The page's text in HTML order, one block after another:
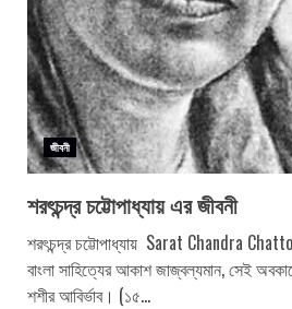
জীবনী
শরৎচন্দ্র চট্টোপাধ্যায় এর জীবনী
শরৎচন্দ্র চট্টোপাধ্যায় Sarat Chandra
বাংলা সাহিত্যের আকাশ জাজ্বল্যমান, সেই
শশীর আবির্ভাব। (১৫...